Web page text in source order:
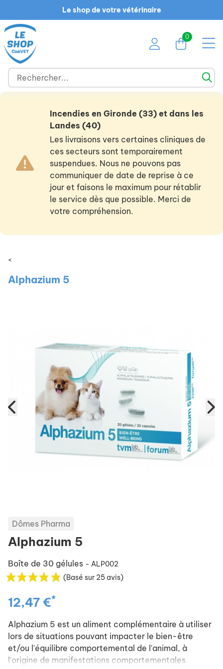
Le shop de votre vétérinaire
0
Incendies en Gironde (33) et dans les
Landes (40)
Les livraisons vers certaines cliniques de
ces secteurs sont temporairement
suspendues. Nous ne pouvons pas
communiquer de date de reprise à ce
jour et faisons le maximum pour rétablir
le service dès que possible. Merci de
votre compréhension.
<
Alphazium 5
Dômes Pharma
Alphazium 5
Boîte de 30 gélules - ALP002
(Basé sur 25 avis)
12,47 €*
Alphazium 5 est un aliment complémentaire à utiliser
lors de situations pouvant impacter le bien-être
et/ou l'équilibre comportemental de l'animal, à
l'origine de manifestations comportementales